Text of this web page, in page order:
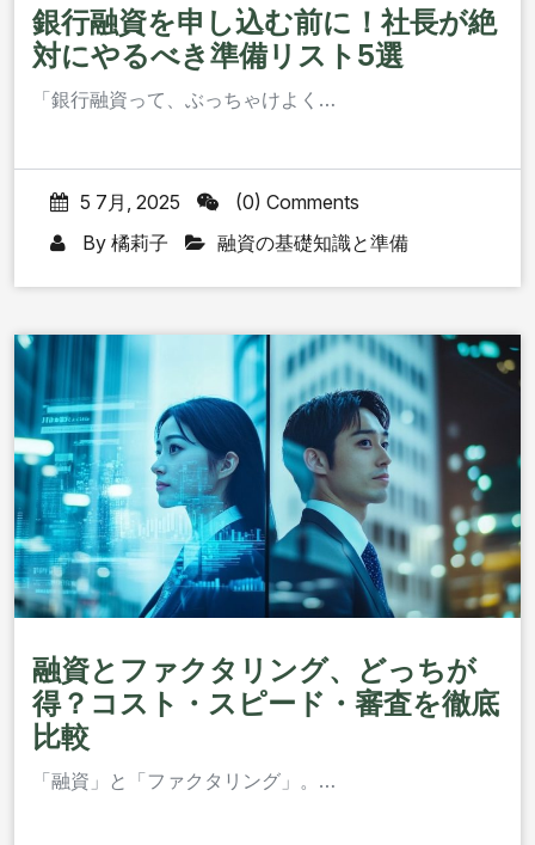
銀行融資を申し込む前に！社長が絶
対にやるべき準備リスト5選
「銀行融資って、ぶっちゃけよく…
5 7月, 2025
(0) Comments
By 橘莉子 融資の基礎知識と準備
融資とファクタリング、どっちが
得？コスト・スピード・審査を徹底
比較
「融資」と「ファクタリング」。…